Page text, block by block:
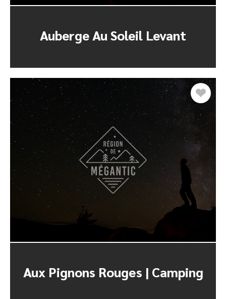
Auberge Au Soleil Levant
Aux Pignons Rouges | Camping